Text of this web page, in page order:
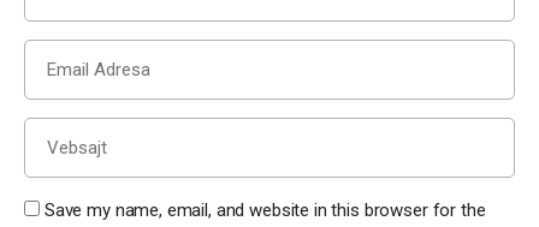
Save my name, email, and website in this browser for the